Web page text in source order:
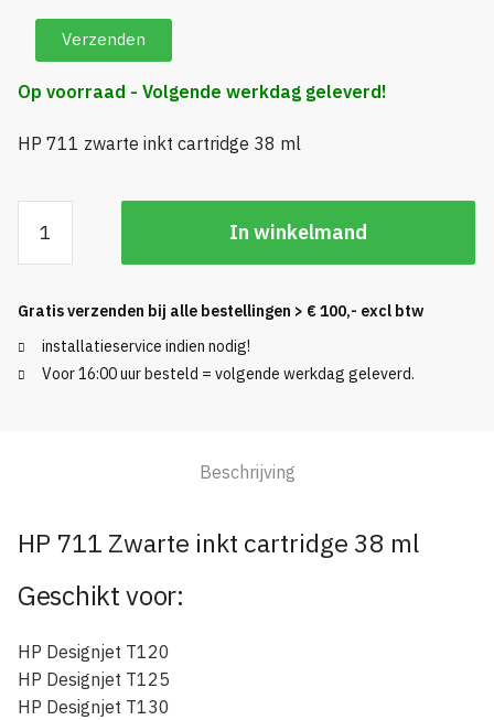
Op voorraad - Volgende werkdag geleverd!
HP 711 zwarte inkt cartridge 38 ml
711
Zwarte
cartridge
38
ml
In winkelmand
Gratis verzenden bij alle bestellingen > € 100,- excl btw
installatieservice indien nodig!
Voor 16:00 uur besteld = volgende werkdag geleverd.
Beschrijving
HP 711 Zwarte inkt cartridge 38 ml
Geschikt voor:
HP Designjet T120
HP Designjet T125
HP Designjet T130